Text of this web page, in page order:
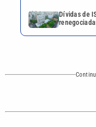
VTV é afiliada do
Cotidiano
Mundo